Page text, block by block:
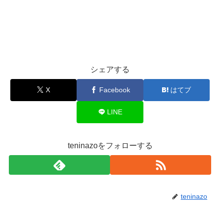
シェアする
X Facebook はてブ
LINE
teninazoをフォローする
teninazo